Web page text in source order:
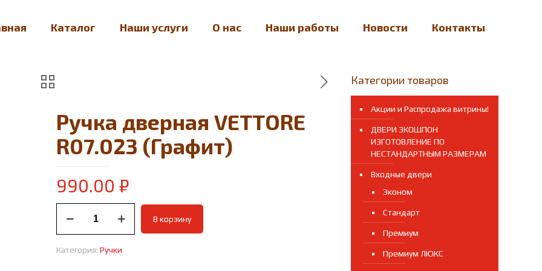
Каталог Наши услуги О нас Наши работы Новости Контакты
Ручка дверная VETTORE
R07.023 (Графит)
990.00₽
товара
Ручка
VETTORE
В корзину
Категория:Ручки
Категории товаров
Акции и Распродажа витрины!
ДВЕРИ ЭКОШПОН
ИЗГОТОВЛЕНИЕ ПО
НЕСТАНДАРТНЫМ РАЗМЕРАМ
Входные двери
Эконом
Стандарт
Премиум
Премиум ЛЮКС